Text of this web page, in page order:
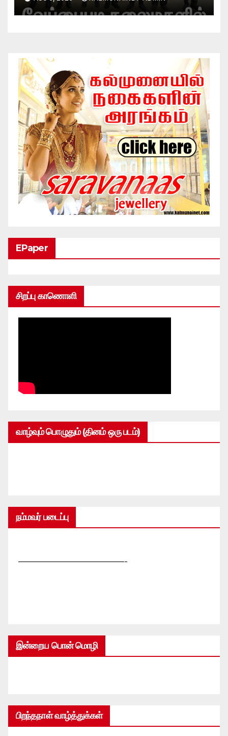
EPaper
சிறப்பு காணொளி
வாழ்வும் பொழுதும் (தினம் ஒரு படம்)
நம்மவர் படைப்பு
—————————————-
இன்றைய பொன் மொழி
பிறந்தநாள் வாழ்த்துக்கள்